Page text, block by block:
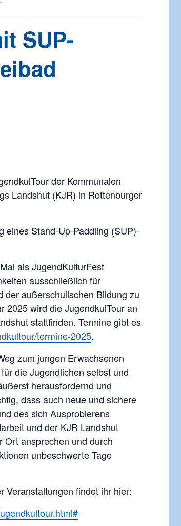
SUP-
der Kommunalen
Landshut (KJR) in Rottenburger
eines Stand-Up-Paddling (SUP)-
als JugendKulturFest
ausschließlich für
der außerschulischen Bildung zu
2025 wird die JugendkulTour an
stattfinden. Termine gibt es
termine-2025.
zum jungen Erwachsenen
die Jugendlichen selbst und
herausfordernd und
dass auch neue und sichere
des sich Ausprobierens
und der KJR Landshut
Ort ansprechen und durch
unbeschwerte Tage
Veranstaltungen findet ihr hier: